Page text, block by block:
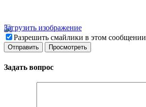
Загрузить изображение
Разрешить смайлики в этом сообщении
Задать вопрос